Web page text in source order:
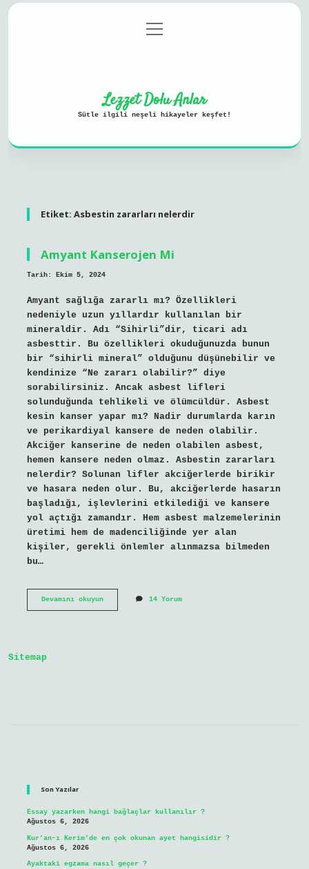
Gizlilik Politikası
menüyü
aç
Lezzet Dolu Anlar
Sütle ilgili neşeli hikayeler keşfet!
Etiket: Asbestin zararları nelerdir
Amyant Kanserojen Mi
Tarih: Ekim 5, 2024
Amyant sağlığa zararlı mı? Özellikleri
nedeniyle uzun yıllardır kullanılan bir
mineraldir. Adı “Sihirli”dir, ticari adı
asbesttir. Bu özellikleri okuduğunuzda bunun
bir “sihirli mineral” olduğunu düşünebilir ve
kendinize “Ne zararı olabilir?” diye
sorabilirsiniz. Ancak asbest lifleri
solunduğunda tehlikeli ve ölümcüldür. Asbest
kesin kanser yapar mı? Nadir durumlarda karın
ve perikardiyal kansere de neden olabilir.
Akciğer kanserine de neden olabilen asbest,
hemen kansere neden olmaz. Asbestin zararları
nelerdir? Solunan lifler akciğerlerde birikir
ve hasara neden olur. Bu, akciğerlerde hasarın
başladığı, işlevlerini etkilediği ve kansere
yol açtığı zamandır. Hem asbest malzemelerinin
üretimi hem de madenciliğinde yer alan
kişiler, gerekli önlemler alınmazsa bilmeden
bu…
Devamını okuyunAmyant
14 Yorum
Sitemap
Son Yazılar
Essay yazarken hangi bağlaçlar kullanılır ?
Ağustos 6, 2026
Kur’an-ı Kerim’de en çok okunan ayet hangisidir ?
Ağustos 6, 2026
Ayaktaki egzama nasıl geçer ?